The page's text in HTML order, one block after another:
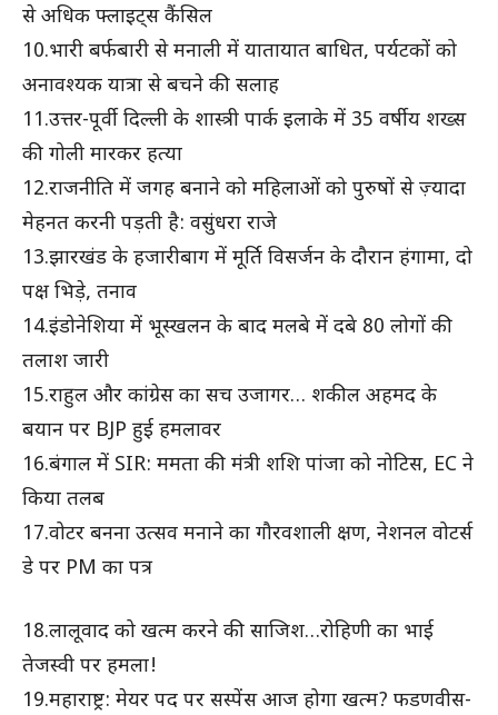
से अधिक फ्लाइट्स कैंसिल
10.भारी बर्फबारी से मनाली में यातायात बाधित, पर्यटकों को
अनावश्यक यात्रा से बचने की सलाह
11.उत्तर-पूर्वी दिल्ली के शास्त्री पार्क इलाके में 35 वर्षीय शख्स
की गोली मारकर हत्या
12.राजनीति में जगह बनाने को महिलाओं को पुरुषों से ज़्यादा
मेहनत करनी पड़ती है: वसुंधरा राजे
13.झारखंड के हजारीबाग में मूर्ति विसर्जन के दौरान हंगामा, दो
पक्ष भिड़े, तनाव
14.इंडोनेशिया में भूस्खलन के बाद मलबे में दबे 80 लोगों की
तलाश जारी
15.राहुल और कांग्रेस का सच उजागर… शकील अहमद के
बयान पर BJP हुई हमलावर
16.बंगाल में SIR: ममता की मंत्री शशि पांजा को नोटिस, EC ने
किया तलब
17.वोटर बनना उत्सव मनाने का गौरवशाली क्षण, नेशनल वोटर्स
डे पर PM का पत्र
18.लालूवाद को खत्म करने की साजिश…रोहिणी का भाई
तेजस्वी पर हमला!
19.महाराष्ट्र: मेयर पद पर सस्पेंस आज होगा खत्म? फडणवीस-